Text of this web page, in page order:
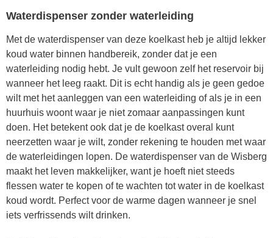
Waterdispenser zonder waterleiding
Met de waterdispenser van deze koelkast heb je altijd lekker
koud water binnen handbereik, zonder dat je een
waterleiding nodig hebt. Je vult gewoon zelf het reservoir bij
wanneer het leeg raakt. Dit is echt handig als je geen gedoe
wilt met het aanleggen van een waterleiding of als je in een
huurhuis woont waar je niet zomaar aanpassingen kunt
doen. Het betekent ook dat je de koelkast overal kunt
neerzetten waar je wilt, zonder rekening te houden met waar
de waterleidingen lopen. De waterdispenser van de Wisberg
maakt het leven makkelijker, want je hoeft niet steeds
flessen water te kopen of te wachten tot water in de koelkast
koud wordt. Perfect voor de warme dagen wanneer je snel
iets verfrissends wilt drinken.